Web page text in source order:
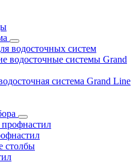
водосточных систем
водосточные системы Grand
система Grand Line
столбы